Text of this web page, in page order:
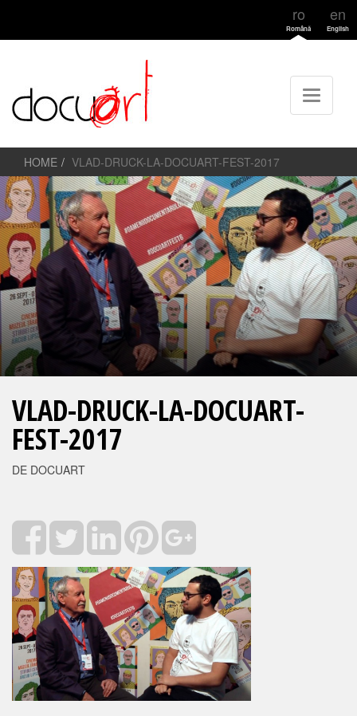
ro
Română
en
English
HOME VLAD-DRUCK-LA-DOCUART-FEST-2017
VLAD-DRUCK-LA-DOCUART-
FEST-2017
DE DOCUART